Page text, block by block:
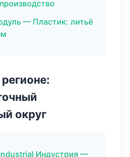
— Пластик: литьё
округ
Индустрия —